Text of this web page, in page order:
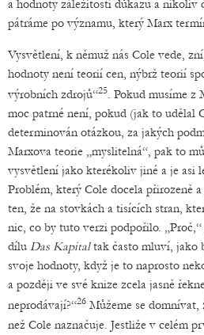
a hodnoty záležitostí důkazu a nikoliv
pátráme po významu, který Marx
Vysvětlení, k němuž nás Cole vede,
hodnoty není teorií cen, nýbrž teorií
výrobních zdrojů“25. Pokud musíme z
moc patrné není, pokud (jak to udělal
determinován otázkou, za jakých
Marxova teorie „myslitelná“, pak to
vysvětlení jako kterékoliv jiné a je asi
Problém, který Cole docela přirozeně
ten, že na stovkách a tisících stran,
nic, co by tuto verzi podpořilo.
dílu Das Kapitaltak často mluví, jako
svoje hodnoty, když je to naprosto
a později ve své knize zcela jasně
neprodávají?“26 Můžeme se
než Cole naznačuje. Jestliže v celém